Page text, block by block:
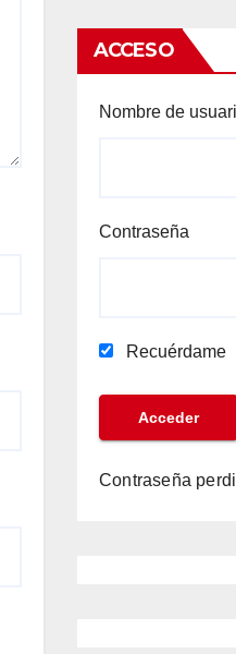
ACCESO
Nombre de
Contraseña
Recuérdame
Contraseña